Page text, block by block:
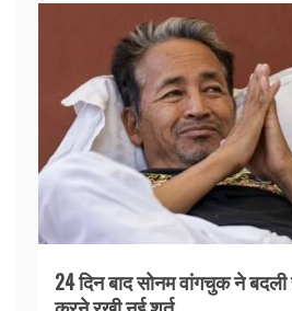
24 दिन बाद सोनम वांगचुक ने